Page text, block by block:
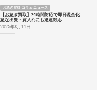
お急ぎ買取 コラム ニュース
【お急ぎ買取】24時間対応で即日現金化 ─
急な出費・質入れにも迅速対応
2025年8月11日